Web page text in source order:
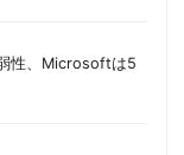
性、Microsoftは5